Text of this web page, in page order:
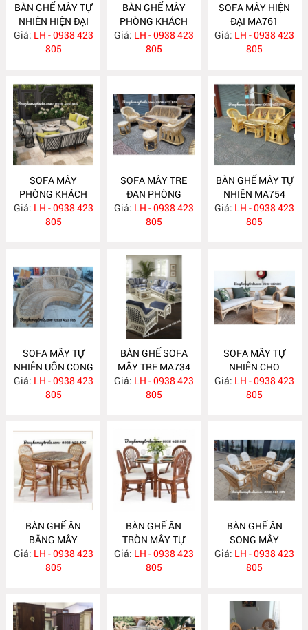
BÀN GHẾ MÂY TỰ
NHIÊN HIỆN ĐẠI
MA763
Giá: LH - 0938 423
805
BÀN GHẾ MÂY
PHÒNG KHÁCH
MA762
Giá: LH - 0938 423
805
SOFA MÂY HIỆN
ĐẠI MA761
Giá: LH - 0938 423
805
SOFA MÂY
PHÒNG KHÁCH
MA760
Giá: LH - 0938 423
805
SOFA MÂY TRE
ĐAN PHÒNG
KHÁCH MA755
Giá: LH - 0938 423
805
BÀN GHẾ MÂY TỰ
NHIÊN MA754
Giá: LH - 0938 423
805
SOFA MÂY TỰ
NHIÊN UỐN CONG
MA743
Giá: LH - 0938 423
805
BÀN GHẾ SOFA
MÂY TRE MA734
Giá: LH - 0938 423
805
SOFA MÂY TỰ
NHIÊN CHO
PHÒNG KHÁCH
MA733
Giá: LH - 0938 423
805
BÀN GHẾ ĂN
BẰNG MÂY
MA732
Giá: LH - 0938 423
805
BÀN GHẾ ĂN
TRÒN MÂY TỰ
NHIÊN MA731
Giá: LH - 0938 423
805
BÀN GHẾ ĂN
SONG MÂY
MA730
Giá: LH - 0938 423
805